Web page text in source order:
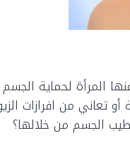
المرأة لحماية
تعاني من افرازات
الجسم من خلالها؟